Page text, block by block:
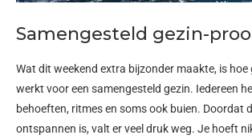
Samengesteld gezin-
Wat dit weekend extra bijzonder maakte, is hoe
werkt voor een samengesteld gezin. Iedereen
behoeften, ritmes en soms ook buien. Doordat
ontspannen is, valt er veel druk weg. Je hoeft